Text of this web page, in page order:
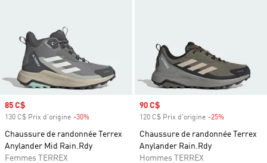
Prix soldé
85 C$
130 C$ Prix d'origine -30%
Chaussure de randonnée Terrex
Anylander Mid Rain.Rdy
Femmes TERREX
Prix soldé
90 C$
120 C$ Prix d'origine -25%
Chaussure de randonnée Terrex
Anylander Rain.Rdy
Hommes TERREX